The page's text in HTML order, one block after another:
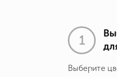
Выберите